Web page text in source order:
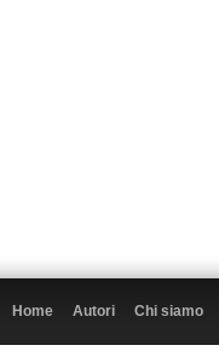
Home Autori Chi siamo